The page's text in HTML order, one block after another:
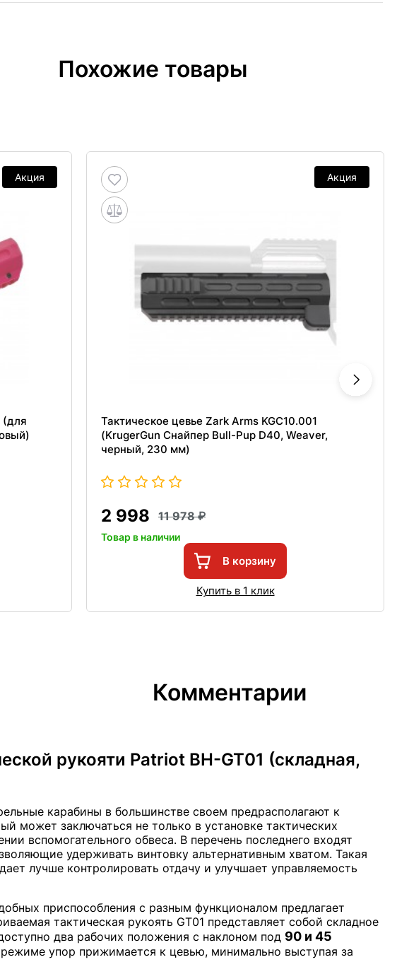
Похожие товары
Акция
(для
Акция
Тактическое цевье Zark Arms KGC10.001
(KrugerGun Снайпер Bull-Pup D40, Weaver,
черный, 230 мм)
2 998 11 978
Товар в наличии
В корзину
Купить в 1 клик
Комментарии
рукояти Patriot BH-GT01 (складная,
карабины в большинстве своем предрасполагают к
может заключаться не только в установке тактических
вспомогательного обвеса. В перечень последнего входят
удерживать винтовку альтернативным хватом. Такая
лучше контролировать отдачу и улучшает управляемость
приспособления с разным функционалом предлагает
тактическая рукоять GT01 представляет собой складное
два рабочих положения с наклоном под 90 и 45
упор прижимается к цевью, минимально выступая за